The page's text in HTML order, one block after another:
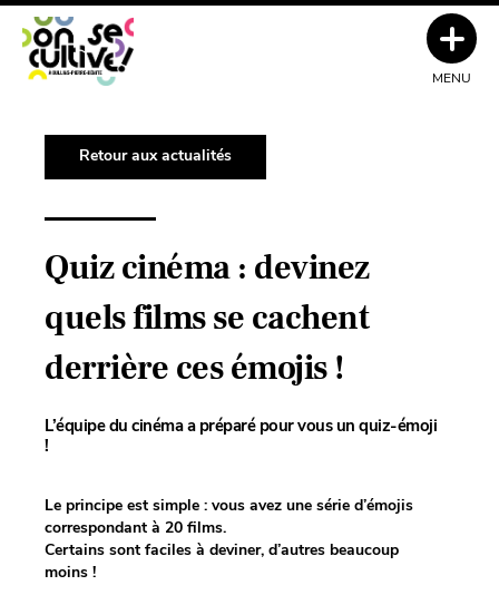
Retour aux actualités
Quiz cinéma : devinez
quels films se cachent
derrière ces émojis !
L’équipe du cinéma a préparé pour vous un quiz-émoji
!
Le principe est simple : vous avez une série d’émojis
correspondant à 20 films.
Certains sont faciles à deviner, d’autres beaucoup
moins !
MENU